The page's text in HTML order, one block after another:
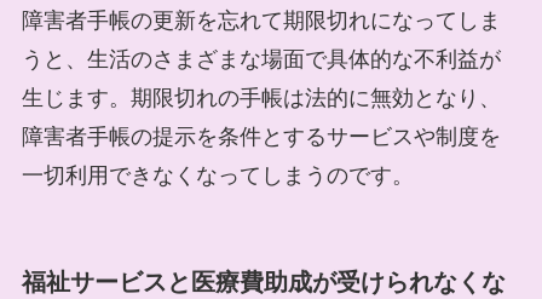
障害者手帳の更新を忘れて期限切れになってしま
うと、生活のさまざまな場面で具体的な不利益が
生じます。期限切れの手帳は法的に無効となり、
障害者手帳の提示を条件とするサービスや制度を
一切利用できなくなってしまうのです。
福祉サービスと医療費助成が受けられなくな